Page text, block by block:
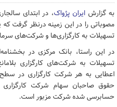
به گزارش ایران پژواک، در ابتدای
مصوباتی را در این زمینه درنظر گرفت
تسهیلات به کارگزاری‌ها و شرکت‌های
در این راستا، بانک مرکزی در
تسهیلات به شرکت‌های کارگزاری
اعطایی به هر شرکت کارگزاری در
حقوق صاحبان سهام شرکت
حسابرسی شده شرکت مزبور است.